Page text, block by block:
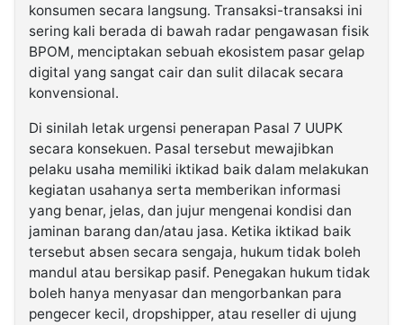
konsumen secara langsung. Transaksi-transaksi ini
sering kali berada di bawah radar pengawasan fisik
BPOM, menciptakan sebuah ekosistem pasar gelap
digital yang sangat cair dan sulit dilacak secara
konvensional.
Di sinilah letak urgensi penerapan Pasal 7 UUPK
secara konsekuen. Pasal tersebut mewajibkan
pelaku usaha memiliki iktikad baik dalam melakukan
kegiatan usahanya serta memberikan informasi
yang benar, jelas, dan jujur mengenai kondisi dan
jaminan barang dan/atau jasa. Ketika iktikad baik
tersebut absen secara sengaja, hukum tidak boleh
mandul atau bersikap pasif. Penegakan hukum tidak
boleh hanya menyasar dan mengorbankan para
pengecer kecil, dropshipper, atau reseller di ujung